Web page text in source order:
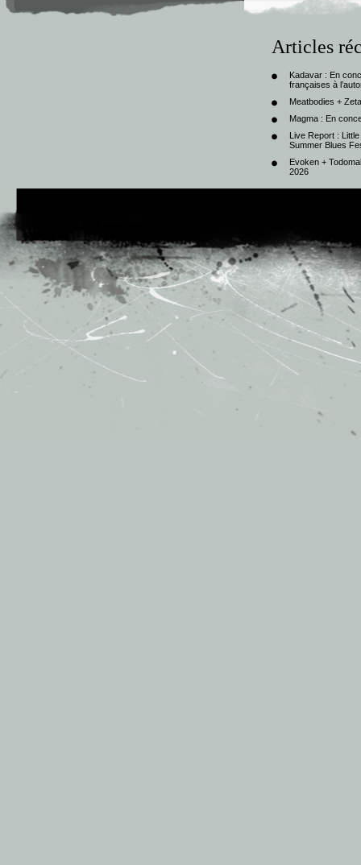
Articles
Kadavar : En
françaises à
Meatbodies +
Magma : En
Live Report :
Summer Blues
Evoken +
2026